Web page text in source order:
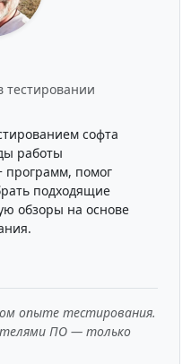
тестировании
софта
работы
программ, помог
подходящие
обзоры на основе
опыте тестирования.
ПО — только